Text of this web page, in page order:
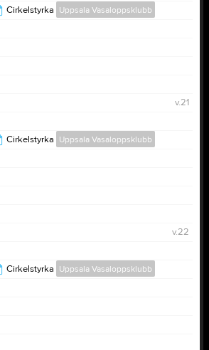
Cirkelstyrka Uppsala Vasaloppsklubb
v.21
Cirkelstyrka Uppsala Vasaloppsklubb
v.22
Cirkelstyrka Uppsala Vasaloppsklubb